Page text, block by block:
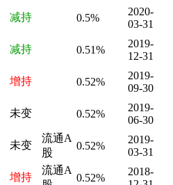
减持 0.5%
2020-
03-31
减持 0.51%
2019-
12-31
增持 0.52%
2019-
09-30
未变 0.52%
2019-
06-30
未变
流通A
股
0.52%
2019-
03-31
增持
流通A
0.52%
2018-